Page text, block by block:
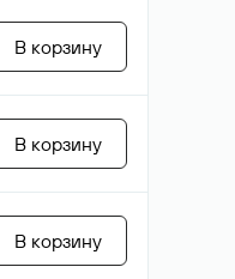
В корзину
В корзину
В корзину